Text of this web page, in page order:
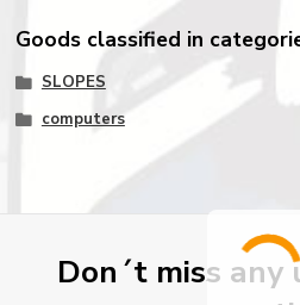
Goods classified in
SLOPES
computers
Don´t miss any